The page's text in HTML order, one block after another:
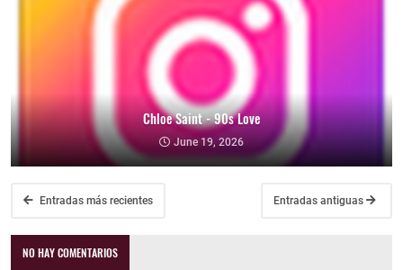
Chloe Saint - 90s Love
June 19, 2026
Entradas más recientes Entradas antiguas
NO HAY COMENTARIOS